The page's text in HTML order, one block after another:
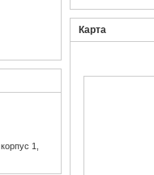
1,
Карта